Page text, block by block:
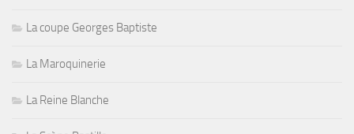
La coupe Georges Baptiste
La Maroquinerie
La Reine Blanche